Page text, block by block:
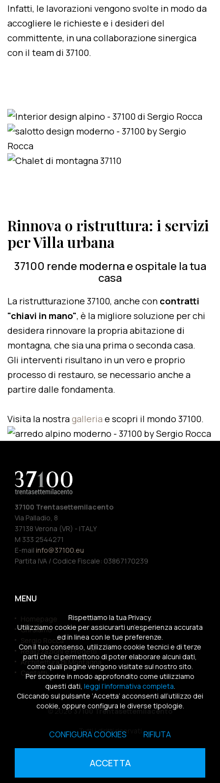
Infatti, le lavorazioni vengono svolte in modo da
accogliere le richieste e i desideri del
committente, in una collaborazione sinergica
con il team di 37100.
Rinnova o ristruttura: i servizi
per Villa urbana
37100 rende moderna e ospitale la tua
casa
La ristrutturazione 37100, anche con contratti
"chiavi in mano", è la migliore soluzione per chi
desidera rinnovare la propria abitazione di
montagna, che sia una prima o seconda casa.
Gli interventi risultano in un vero e proprio
processo di restauro, se necessario anche a
partire dalle fondamenta.
Visita la nostragalleria e scopri il mondo 37100.
37100 Trentasettemilacento
Via Palladio, 8
37138 Verona (VR) - ITALY
M 333 2544271
E-mail info@37100.eu
Partita IVA / Codice Fiscale: 03867170239
MENU
Homepage
Chi siamo
Sergio Rocca
Realizzazioni e Progetti
Architettura di Montagna
Contatti
© 202637100 Trentasettemilacento
Tutti i diritti riservati
Sitemap|Privacy Policy|Cookies Policy
Rispettiamo la tua Privacy.
Utilizziamo cookie per assicurarti un’esperienza accurata
ed in linea con le tue preferenze.
Con il tuo consenso, utilizziamo cookie tecnici e di terze
parti che ci permettono di poter elaborare alcuni dati,
come quali pagine vengono visitate sul nostro sito.
Per scoprire in modo approfondito come utilizziamo
questi dati, leggi l’informativa completa.
Cliccando sul pulsante ‘Accetta’ acconsenti all’utilizzo dei
cookie, oppure configura le diverse tipologie.
CONFIGURA COOKIES RIFIUTA
ACCETTA